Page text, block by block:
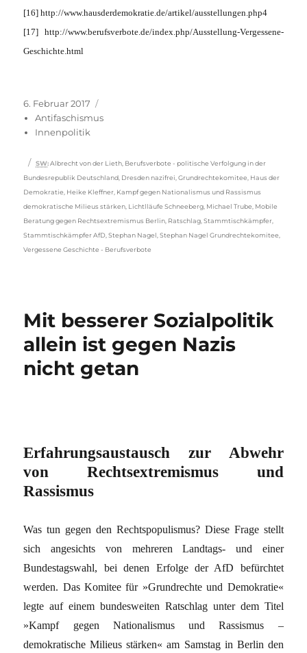
[16] http://www.hausderdemokratie.de/artikel/ausstellungen.php4
[17] http://www.berufsverbote.de/index.php/Ausstellung-Vergessene-
Geschichte.html
Veröffentlicht
am
6. Februar 2017
Antifaschismus
Innenpolitik
Schlagwörter
SW: Albrecht von der Lieth Berufsverbote - politische Verfolgung in der
Bundesrepublik Deutschland Dresden nazifrei ,Grundrechtekomitee Haus der
Demokratie Heike Kleffner Kampf gegen Nationalismus und Rassismus
demokratische Milieus stärken Lichtlläufe Schneeberg Michael Trube Mobile
Beratung gegen Rechtsextremismus Berlin Ratschlag ,Stammtischkämpfer
Stammtischkämpfer AfD ,Stephan Nagel ,Stephan Nagel Grundrechtekomitee
Vergessene Geschichte - Berufsverbote
Mit besserer Sozialpolitik
allein ist gegen Nazis
nicht getan
Erfahrungsaustausch zur Abwehr
von Rechtsextremismus und
Rassismus
Was tun gegen den Rechtspopulismus? Diese Frage stellt
sich angesichts von mehreren Landtags- und einer
Bundestagswahl, bei denen Erfolge der AfD befürchtet
werden. Das Komitee für »Grundrechte und Demokratie«
legte auf einem bundesweiten Ratschlag unter dem Titel
»Kampf gegen Nationalismus und Rassismus –
demokratische Milieus stärken« am Samstag in Berlin den